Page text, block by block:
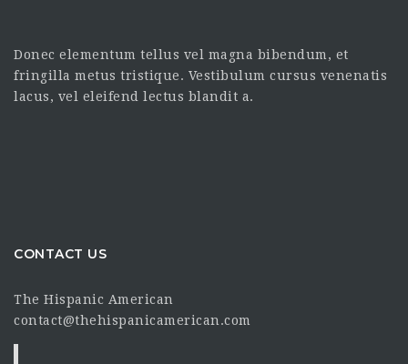
Donec elementum tellus vel magna bibendum, et
fringilla metus tristique. Vestibulum cursus venenatis
lacus, vel eleifend lectus blandit a.
CONTACT US
The Hispanic American
contact@thehispanicamerican.com